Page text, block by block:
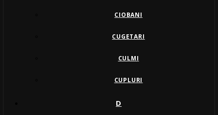
CIOBANI
CUGETARI
CULMI
CUPLURI
D